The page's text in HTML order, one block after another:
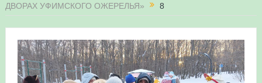
Итоги акции «Соловьиные вечера-2026» в
Три птенца сапсанов Уралсиба получили имена и
кольца
ДВОРАХ УФИМСКОГО ОЖЕРЕЛЬЯ»
8